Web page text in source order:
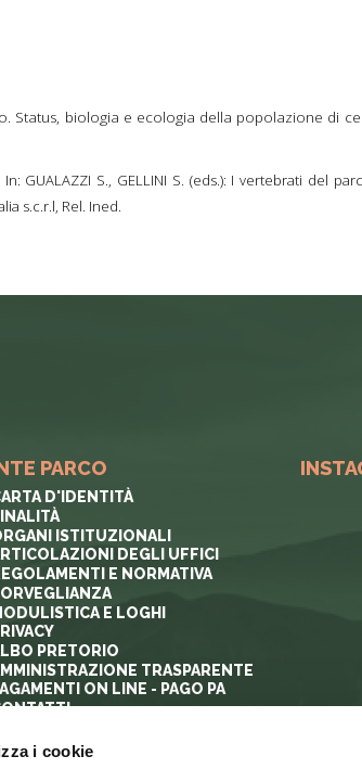
i cookie
sul BRAMITO
Status, biologia e ecologia della popolazione
In: GUALAZZI S., GELLINI S. (eds.): I vertebrati
s.c.r.l, Rel. Ined.
PARCO
D'IDENTITÀ
ISTITUZIONALI
DEGLI UFFICI
E NORMATIVA
E LOGHI
PRETORIO
TRASPARENTE
ON LINE - PAGO PA